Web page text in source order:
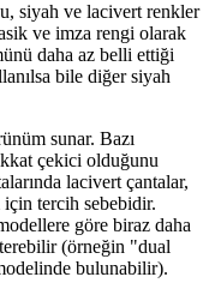
siyah ve lacivert renkler
ve imza rengi olarak
daha az belli ettiği
bile diğer siyah
sunar. Bazı
çekici olduğunu
lacivert çantalar,
tercih sebebidir.
göre biraz daha
(örneğin "dual
bulunabilir).